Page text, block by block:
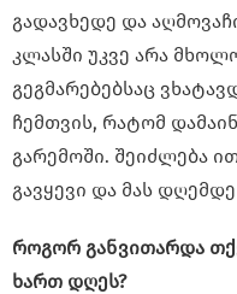
გადავხედე და
კლასში უკვე არა
გეგმარებებსაც
ჩემთვის, რატომ
გარემოში. შეიძლება
გავყევი და მას დღემდე
როგორ განვითარდა
ხართ დღეს?